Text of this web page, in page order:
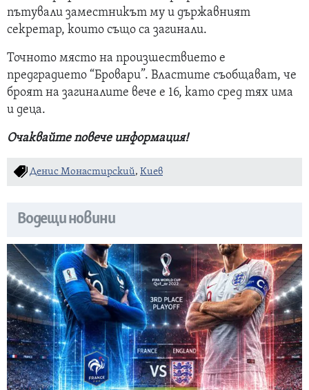
пътували заместникът му и държавният
секретар, които също са загинали.
Точното място на произшествието е
предградието “Бровари”. Властите съобщават, че
броят на загиналите вече е 16, като сред тях има
и деца.
Oчаквайте повече информация!
Денис Монастирский, Киев
Водещи новини